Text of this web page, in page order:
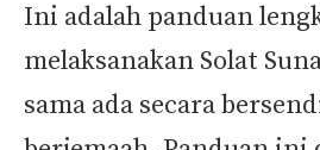
Ini adalah panduan
melaksanakan Solat
sama ada secara